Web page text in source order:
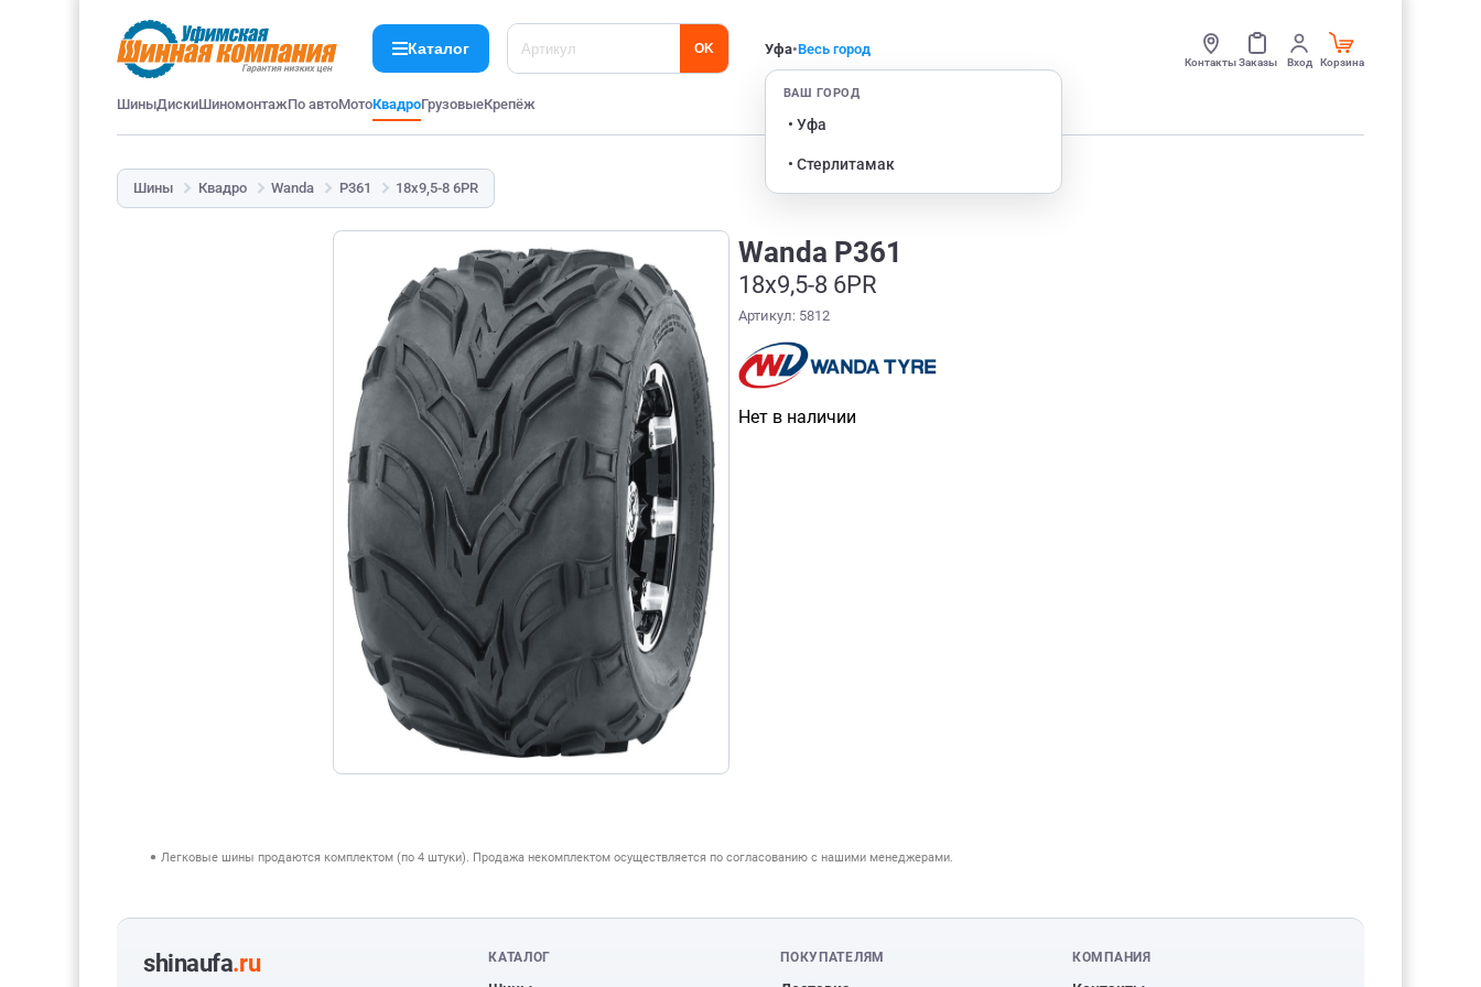
Каталог OK Уфа•Весь город
ВАШ ГОРОД
• Уфа
• Стерлитамак
КонтактыЗаказы Вход Корзина
ШиныДискиШиномонтажПо автоМотоКвадроГрузовыеКрепёж
Шины Квадро Wanda P361 18x9,5-8 6PR
Wanda P361
18x9,5-8 6PR
Артикул: 5812
Нет в наличии
Легковые шины продаются комплектом (по 4 штуки). Продажа некомплектом осуществляется по согласованию с нашими менеджерами.
shinaufa.ru КАТАЛОГ ПОКУПАТЕЛЯМ КОМПАНИЯ